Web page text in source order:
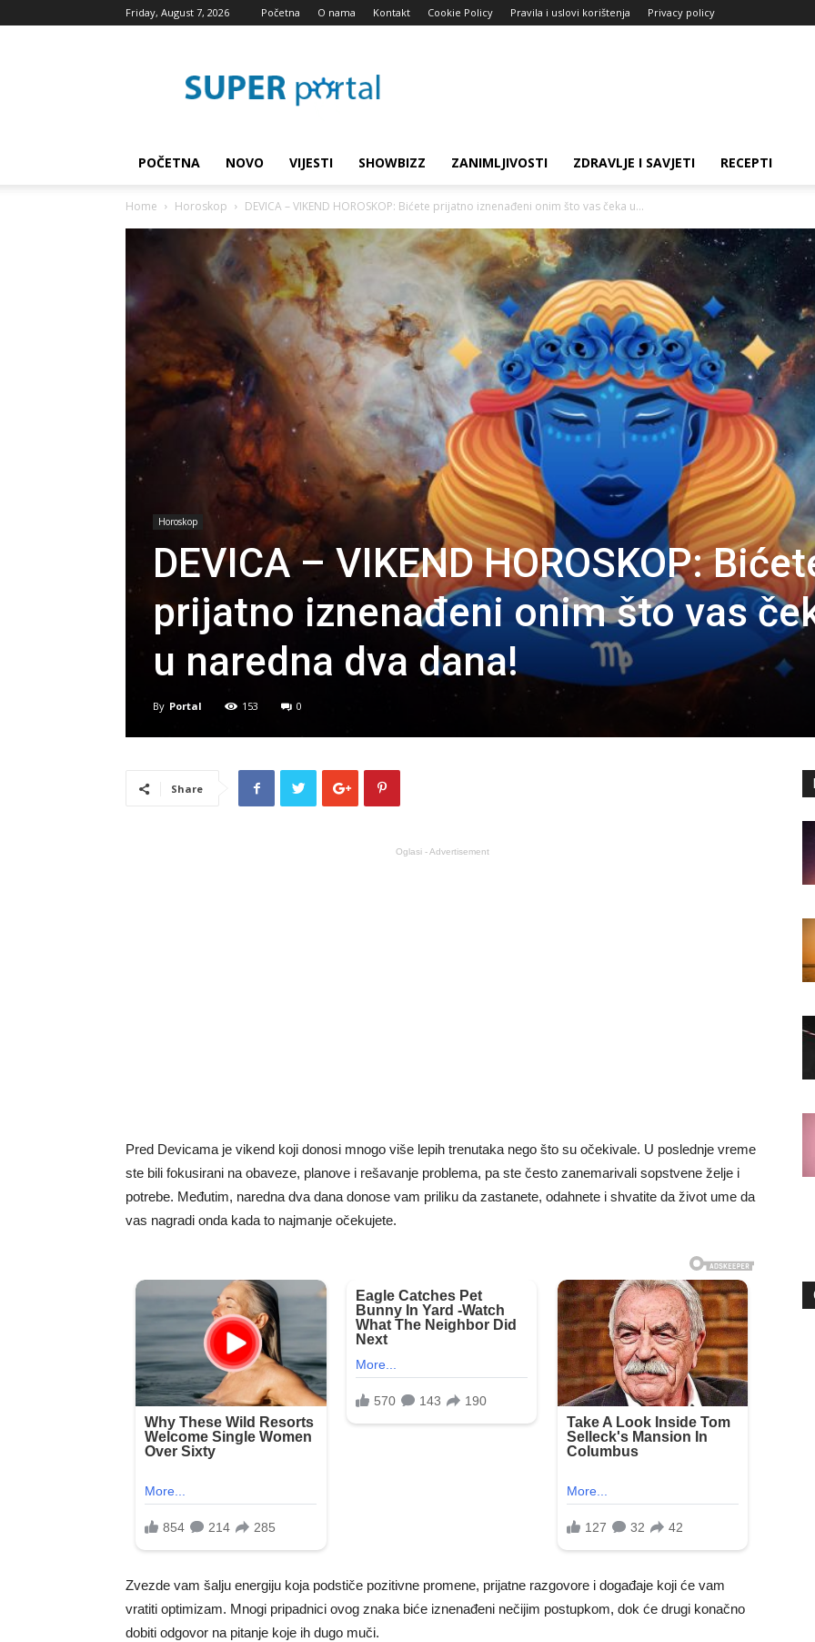
Friday, August 7, 2026 Početna O nama Kontakt Cookie Policy Pravila i uslovi korištenja Privacy policy
blog
POČETNA NOVO VIJESTI SHOWBIZZ ZANIMLJIVOSTI ZDRAVLJE I SAVJETI RECEPTI
Home Horoskop DEVICA – VIKEND HOROSKOP: Bićete prijatno iznenađeni onim što vas čeka u...
Horoskop
DEVICA – VIKEND HOROSKOP:
prijatno iznenađeni onim što vas
u naredna dva dana!
By Portal 153 0
Share
Oglasi - Advertisement
Pred Devicama je vikend koji donosi mnogo više lepih trenutaka nego što su očekivale. U poslednje vreme
ste bili fokusirani na obaveze, planove i rešavanje problema, pa ste često zanemarivali sopstvene želje i
potrebe. Međutim, naredna dva dana donose vam priliku da zastanete, odahnete i shvatite da život ume da
vas nagradi onda kada to najmanje očekujete.
Zvezde vam šalju energiju koja podstiče pozitivne promene, prijatne razgovore i događaje koji će vam
vratiti optimizam. Mnogi pripadnici ovog znaka biće iznenađeni nečijim postupkom, dok će drugi konačno
dobiti odgovor na pitanje koje ih dugo muči.